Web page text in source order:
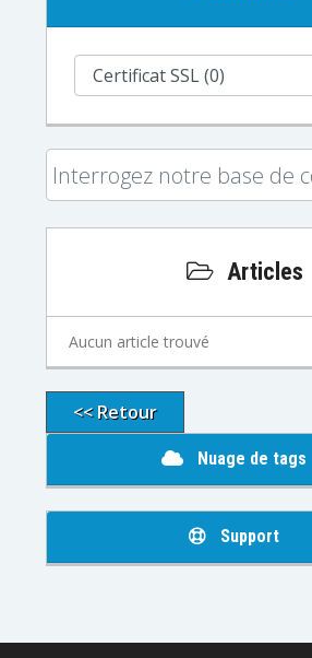
Articles
Aucun article trouvé
<< Retour
Nuage de tags
Support